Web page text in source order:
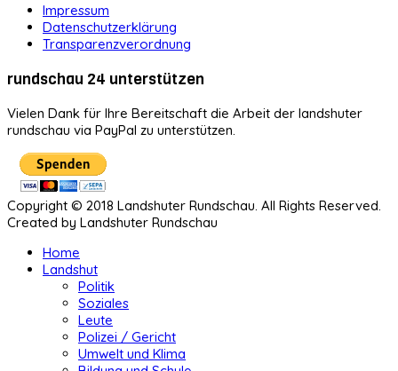
Impressum
Datenschutzerklärung
Transparenzverordnung
rundschau 24 unterstützen
Vielen Dank für Ihre Bereitschaft die Arbeit der landshuter
rundschau via PayPal zu unterstützen.
Copyright © 2018 Landshuter Rundschau. All Rights Reserved.
Created by Landshuter Rundschau
Home
Landshut
Politik
Soziales
Leute
Polizei / Gericht
Umwelt und Klima